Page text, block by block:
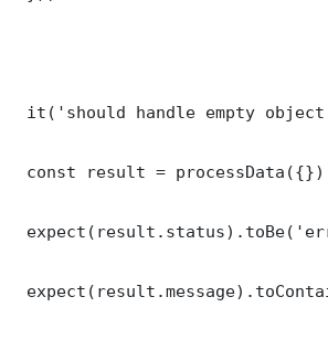
it('should handle empty
const result =